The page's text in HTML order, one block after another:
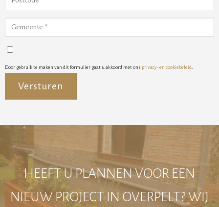
Door gebruik te maken van dit formulier gaat u akkoord met ons privacy- en cookiebeleid
HEEFT U PLANNEN VOOR EEN
NIEUW PROJECT IN OVERPELT? WIJ